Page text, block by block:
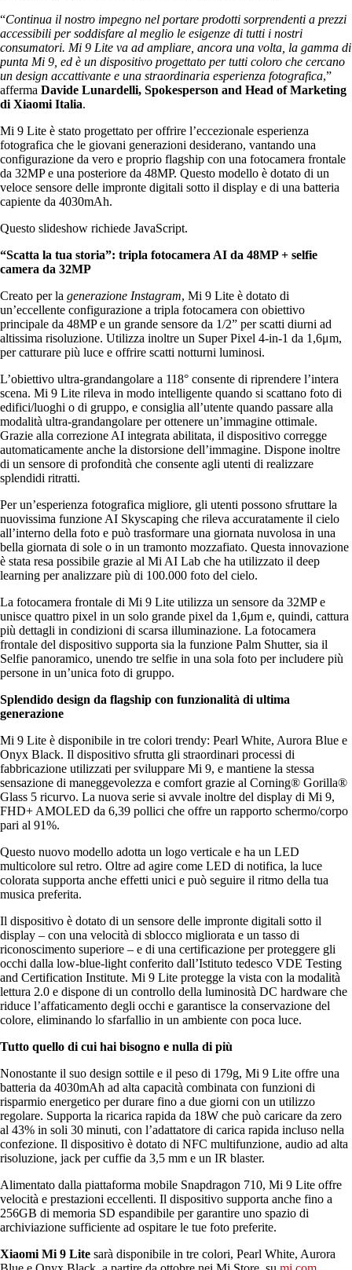
“Continua il nostro impegno nel portare prodotti sorprendenti a prezzi
accessibili per soddisfare al meglio le esigenze di tutti i nostri
consumatori. Mi 9 Lite va ad ampliare, ancora una volta, la gamma di
punta Mi 9, ed è un dispositivo progettato per tutti coloro che cercano
un design accattivante e una straordinaria esperienza fotografica,”
afferma Davide Lunardelli, Spokesperson and Head of Marketing
di Xiaomi Italia.
Mi 9 Lite è stato progettato per offrire l’eccezionale esperienza
fotografica che le giovani generazioni desiderano, vantando una
configurazione da vero e proprio flagship con una fotocamera frontale
da 32MP e una posteriore da 48MP. Questo modello è dotato di un
veloce sensore delle impronte digitali sotto il display e di una batteria
capiente da 4030mAh.
Questo slideshow richiede JavaScript.
“Scatta la tua storia”: tripla fotocamera AI da 48MP + selfie
camera da 32MP
Creato per la generazione Instagram, Mi 9 Lite è dotato di
un’eccellente configurazione a tripla fotocamera con obiettivo
principale da 48MP e un grande sensore da 1/2” per scatti diurni ad
altissima risoluzione. Utilizza inoltre un Super Pixel 4-in-1 da 1,6μm,
per catturare più luce e offrire scatti notturni luminosi.
L’obiettivo ultra-grandangolare a 118° consente di riprendere l’intera
scena. Mi 9 Lite rileva in modo intelligente quando si scattano foto di
edifici/luoghi o di gruppo, e consiglia all’utente quando passare alla
modalità ultra-grandangolare per ottenere un’immagine ottimale.
Grazie alla correzione AI integrata abilitata, il dispositivo corregge
automaticamente anche la distorsione dell’immagine. Dispone inoltre
di un sensore di profondità che consente agli utenti di realizzare
splendidi ritratti.
Per un’esperienza fotografica migliore, gli utenti possono sfruttare la
nuovissima funzione AI Skyscaping che rileva accuratamente il cielo
all’interno della foto e può trasformare una giornata nuvolosa in una
bella giornata di sole o in un tramonto mozzafiato. Questa innovazione
è stata resa possibile grazie al Mi AI Lab che ha utilizzato il deep
learning per analizzare più di 100.000 foto del cielo.
La fotocamera frontale di Mi 9 Lite utilizza un sensore da 32MP e
unisce quattro pixel in un solo grande pixel da 1,6µm e, quindi, cattura
più dettagli in condizioni di scarsa illuminazione. La fotocamera
frontale del dispositivo supporta sia la funzione Palm Shutter, sia il
Selfie panoramico, unendo tre selfie in una sola foto per includere più
persone in un’unica foto di gruppo.
Splendido design da flagship con funzionalità di ultima
generazione
Mi 9 Lite è disponibile in tre colori trendy: Pearl White, Aurora Blue e
Onyx Black. Il dispositivo sfrutta gli straordinari processi di
fabbricazione utilizzati per sviluppare Mi 9, e mantiene la stessa
sensazione di maneggevolezza e comfort grazie al Corning® Gorilla®
Glass 5 ricurvo. La nuova serie si avvale inoltre del display di Mi 9,
FHD+ AMOLED da 6,39 pollici che offre un rapporto schermo/corpo
pari al 91%.
Questo nuovo modello adotta un logo verticale e ha un LED
multicolore sul retro. Oltre ad agire come LED di notifica, la luce
colorata supporta anche effetti unici e può seguire il ritmo della tua
musica preferita.
Il dispositivo è dotato di un sensore delle impronte digitali sotto il
display – con una velocità di sblocco migliorata e un tasso di
riconoscimento superiore – e di una certificazione per proteggere gli
occhi dalla low-blue-light conferito dall’Istituto tedesco VDE Testing
and Certification Institute. Mi 9 Lite protegge la vista con la modalità
lettura 2.0 e dispone di un controllo della luminosità DC hardware che
riduce l’affaticamento degli occhi e garantisce la conservazione del
colore, eliminando lo sfarfallio in un ambiente con poca luce.
Tutto quello di cui hai bisogno e nulla di più
Nonostante il suo design sottile e il peso di 179g, Mi 9 Lite offre una
batteria da 4030mAh ad alta capacità combinata con funzioni di
risparmio energetico per durare fino a due giorni con un utilizzo
regolare. Supporta la ricarica rapida da 18W che può caricare da zero
al 43% in soli 30 minuti, con l’adattatore di carica rapida incluso nella
confezione. Il dispositivo è dotato di NFC multifunzione, audio ad alta
risoluzione, jack per cuffie da 3,5 mm e un IR blaster.
Alimentato dalla piattaforma mobile Snapdragon 710, Mi 9 Lite offre
velocità e prestazioni eccellenti. Il dispositivo supporta anche fino a
256GB di memoria SD espandibile per garantire uno spazio di
archiviazione sufficiente ad ospitare le tue foto preferite.
Xiaomi Mi 9 Lite sarà disponibile in tre colori, Pearl White, Aurora